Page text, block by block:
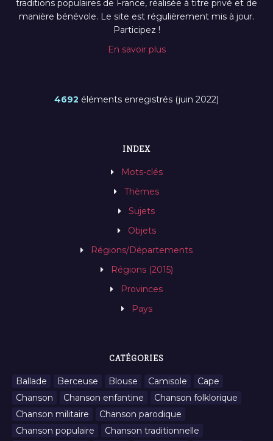
traditions populaires de France, réalisée à titre privé et de
manière bénévole. Le site est régulièrement mis à jour.
Participez !
En savoir plus
4692 éléments enregistrés (juin 2022)
INDEX
Mots-clés
Thèmes
Sujets
Objets
Régions/Départements
Régions (2015)
Provinces
Pays
CATÉGORIES
Ballade Berceuse Blouse Camisole
Cape
Chanson
Chanson enfantine
Chanson folklorique
Chanson militaire
Chanson parodique
Chanson populaire
Chanson traditionnelle